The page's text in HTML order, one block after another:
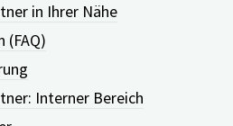
in Ihrer Nähe
(FAQ)
Interner Bereich